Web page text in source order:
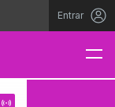
Entrar